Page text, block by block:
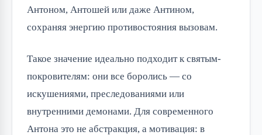
Антоном, Антошей или даже Антином,
сохраняя энергию противостояния вызовам.
Такое значение идеально подходит к святым-
покровителям: они все боролись — со
искушениями, преследованиями или
внутренними демонами. Для современного
Антона это не абстракция, а мотивация: в